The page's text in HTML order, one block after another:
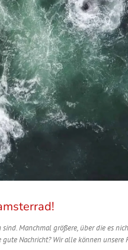
Manchmal größere, über die es
Nachricht? Wir alle können unsere